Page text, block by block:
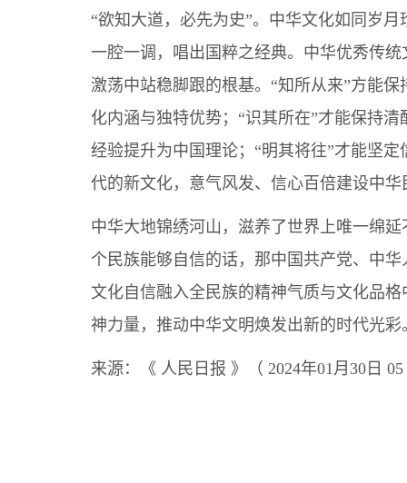
“欲知大道，必先为史”。中华文化如同岁
一腔一调，唱出国粹之经典。中华优秀传
激荡中站稳脚跟的根基。“知所从来”方能
化内涵与独特优势；“识其所在”才能保持
经验提升为中国理论；“明其将往”才能坚
代的新文化，意气风发、信心百倍建设中
中华大地锦绣河山，滋养了世界上唯一绵
个民族能够自信的话，那中国共产党、中
文化自信融入全民族的精神气质与文化品
神力量，推动中华文明焕发出新的时代光彩
来源： 《 人民日报 》（ 2024年01月30日